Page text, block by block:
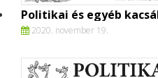
Politikai és egyéb
2020. november 19.